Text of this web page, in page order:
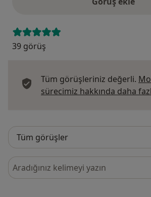
39 görüş
Tüm görüşleriniz değerli.
sürecimiz hakkında daha
Görüşler içerisinde ara